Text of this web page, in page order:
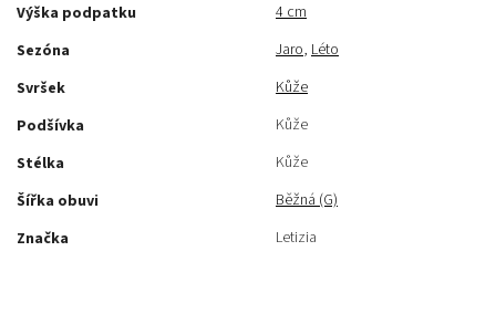
Výška podpatku
4 cm
Sezóna
Jaro, Léto
Svršek
Kůže
Podšívka
Kůže
Stélka
Kůže
Šířka obuvi
Běžná (G)
Značka
Letizia